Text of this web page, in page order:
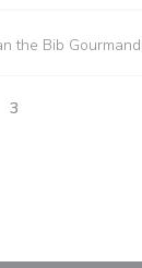
the Bib
3